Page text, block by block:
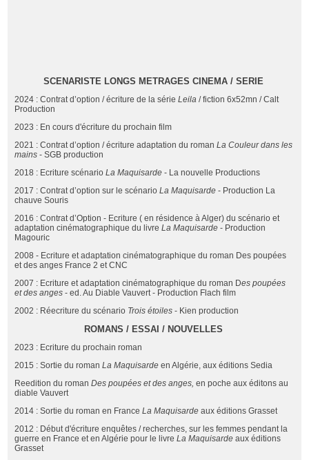
SCENARISTE LONGS METRAGES CINEMA / SERIE
2024 : Contrat d’option / écriture de la sérieLeila/ fiction 6x52mn / Calt
Production
2023 : En cours d'écriture du prochain film
2021 : Contrat d’option / écriture adaptation du romanLa Couleur dans les
mains- SGB production
2018 : Ecriture scénarioLa Maquisarde- La nouvelle Productions
2017 : Contrat d’option sur le scénarioLa Maquisarde- Production La
chauve Souris
2016 : Contrat d’Option - Ecriture ( en résidence à Alger) du scénario et
adaptation cinématographique du livreLa Maquisarde- Production
Magouric
2008 - Ecriture et adaptation cinématographique du roman Des poupées
et des anges France 2 et CNC
2007 : Ecriture et adaptation cinématographique du roman Des poupées
et des anges- ed. Au Diable Vauvert - Production Flach film
2002 : Réecriture du scénario Trois étoiles- Kien production
ROMANS / ESSAI / NOUVELLES
2023 : Ecriture du prochain roman
2015 : Sortie du romanLa Maquisardeen Algérie, aux éditions Sedia
Reedition du romanDes poupées et des anges,en poche aux éditons au
diable Vauvert
2014 : Sortie du roman en FranceLa Maquisardeaux éditions Grasset
2012 : Début d'écriture enquêtes / recherches, sur les femmes pendant la
guerre en France et en Algérie pour le livreLa Maquisardeaux éditions
Grasset